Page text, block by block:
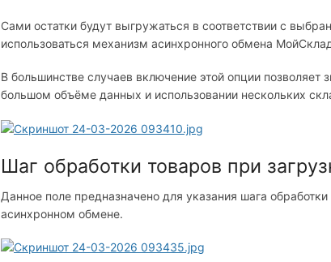
Сами остатки будут выгружаться в соответствии с
использоваться механизм асинхронного обмена
В большинстве случаев включение этой опции позволяет
большом объёме данных и использовании нескольких
Шаг обработки товаров при
Данное поле предназначено для указания шага
асинхронном обмене.